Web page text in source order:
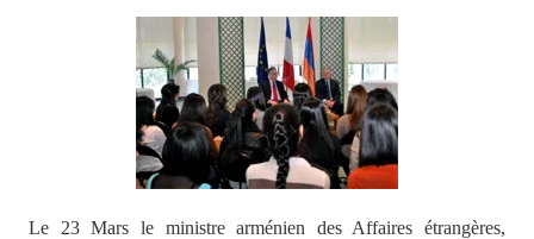
Le 23 Mars le ministre arménien des Affaires étrangères,